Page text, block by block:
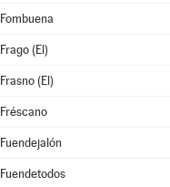
Fombuena
Frago (El)
Frasno (El)
Fréscano
Fuendejalón
Fuendetodos